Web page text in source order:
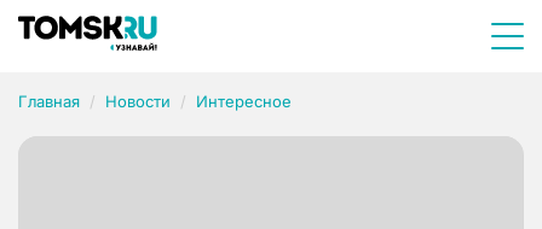
Главная Новости Интересное